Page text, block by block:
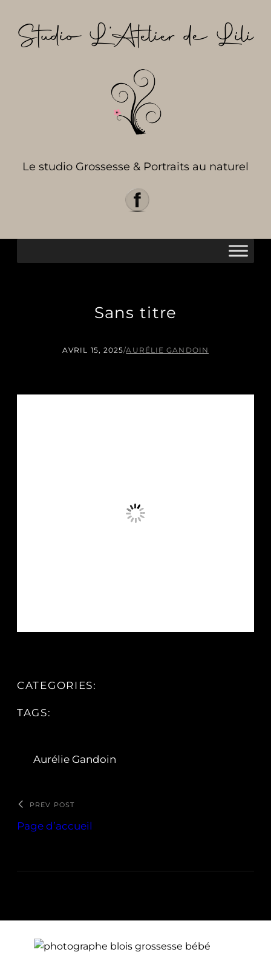
contenu
Studio L’Atelier de Lili
Le studio Grossesse & Portraits au naturel
Sans titre
AVRIL 15, 2025/AURÉLIE GANDOIN
CATEGORIES:
TAGS:
Aurélie Gandoin
PREV POST
Page d’accueil